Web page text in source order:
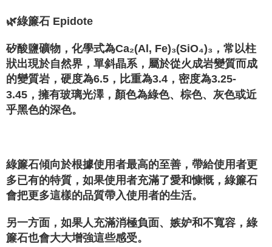
🌿綠簾石 Epidote
矽酸鹽礦物，化學式為Ca₂(Al, Fe)₃(SiO₄)₃，常以柱
狀出現於自然界，單斜晶系，屬於從火成岩變質而成
的變質岩，硬度為6.5，比重為3.4，密度為3.25-
3.45，擁有玻璃光澤，顏色為綠色、棕色、灰色或近
乎黑色的深色。
綠簾石傾向於根據使用者最高的至善，帶給使用者更
多已有的特質，如果使用者充滿了愛和慷慨，綠簾石
會把更多這樣的品質帶入使用者的生活。
另一方面，如果人充滿消極負面、嫉妒和不寬容，綠
簾石也會大大增強這些感受。